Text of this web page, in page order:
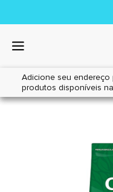
Adicione seu endereço
produtos disponíveis
Home|Cães|Alimentos